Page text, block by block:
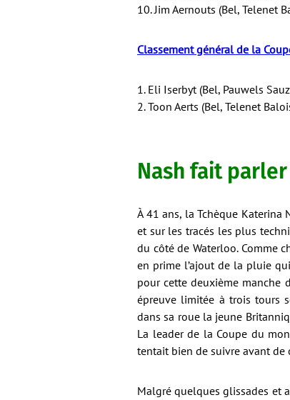
10. Jim Aernouts (Bel, Telenet
Classement général de la
1. Eli Iserbyt (Bel, Pauwels
2. Toon Aerts (Bel, Telenet
Nash fait
À 41 ans, la Tchèque
et sur les tracés les plus
du côté de Waterloo. Comme
en prime l’ajout de la pluie
pour cette deuxième manche
épreuve limitée à trois tours
dans sa roue la jeune
La leader de la Coupe du
tentait bien de suivre avant de
Malgré quelques glissades et